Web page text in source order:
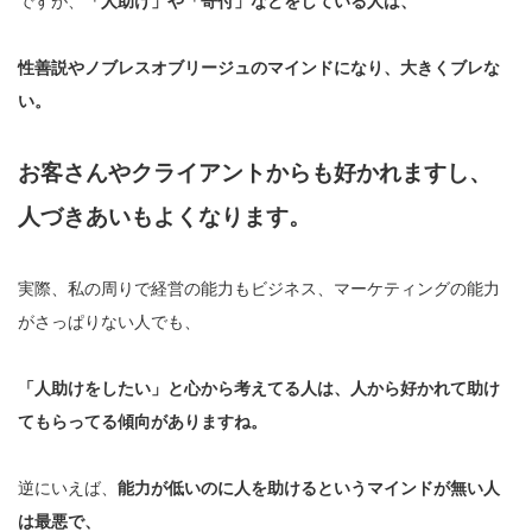
性善説やノブレスオブリージュのマインドになり、 大きくブレな
い。
お客さんやクライアントからも好かれますし、
人づきあいもよくなります。
実際、私の周りで経営の能力もビジネス、マーケティングの能力
がさっぱりない人でも、
「人助けをしたい」と心から考えてる人は、人から好かれて助け
てもらってる傾向がありますね。
逆にいえば、 能力が低いのに人を助けるというマインドが無い人
は最悪で、